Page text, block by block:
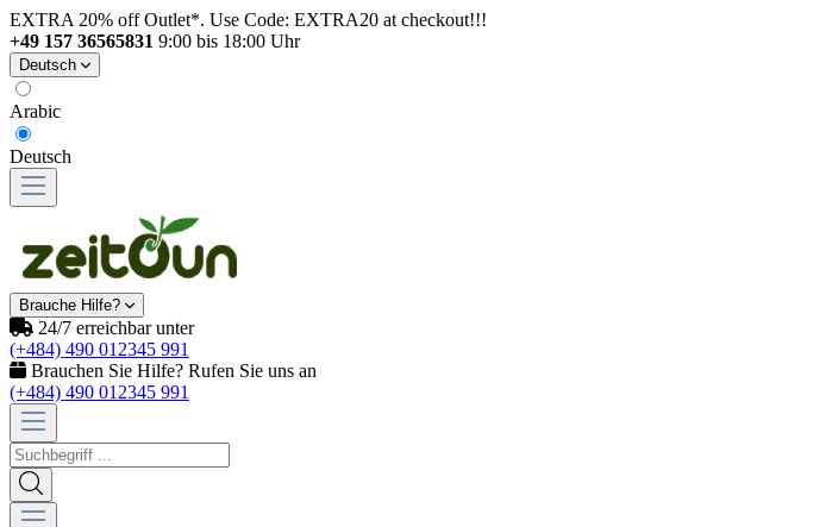
EXTRA 20% off Outlet*. Use Code: EXTRA20 at checkout!!!
+49 157 36565831 9:00 bis 18:00 Uhr
Deutsch
Arabic
Deutsch
Brauche Hilfe?
24/7 erreichbar unter
(+484) 490 012345 991
Brauchen Sie Hilfe? Rufen Sie uns an
(+484) 490 012345 991